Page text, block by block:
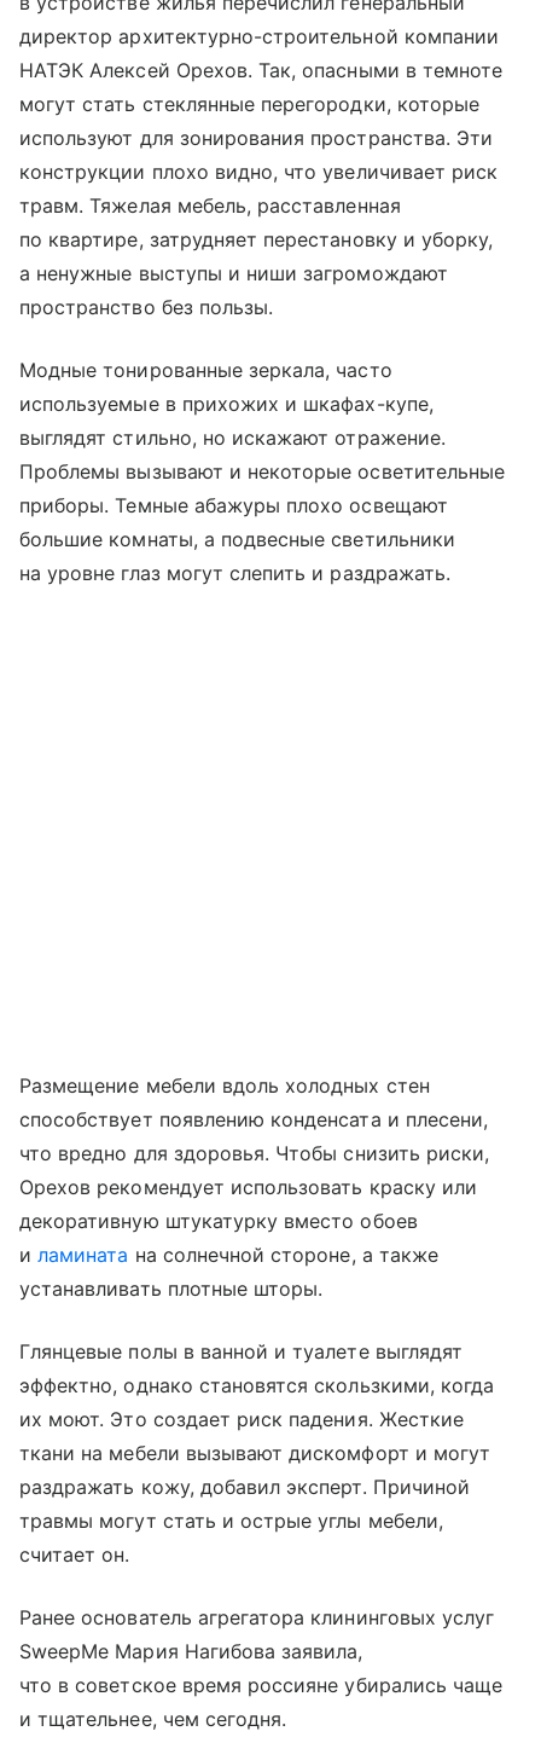
директор архитектурно-строительной компании
НАТЭК Алексей Орехов. Так, опасными в темноте
могут стать стеклянные перегородки, которые
используют для зонирования пространства. Эти
конструкции плохо видно, что увеличивает риск
травм. Тяжелая мебель, расставленная
по квартире, затрудняет перестановку и уборку,
а ненужные выступы и ниши загромождают
пространство без пользы.
Модные тонированные зеркала, часто
используемые в прихожих и шкафах-купе,
выглядят стильно, но искажают отражение.
Проблемы вызывают и некоторые осветительные
приборы. Темные абажуры плохо освещают
большие комнаты, а подвесные светильники
на уровне глаз могут слепить и раздражать.
Размещение мебели вдоль холодных стен
способствует появлению конденсата и плесени,
что вредно для здоровья. Чтобы снизить риски,
Орехов рекомендует использовать краску или
декоративную штукатурку вместо обоев
иламината на солнечной стороне, а также
устанавливать плотные шторы.
Глянцевые полы в ванной и туалете выглядят
эффектно, однако становятся скользкими, когда
их моют. Это создает риск падения. Жесткие
ткани на мебели вызывают дискомфорт и могут
раздражать кожу, добавил эксперт. Причиной
травмы могут стать и острые углы мебели,
считает он.
Ранее основатель агрегатора клининговых услуг
SweepMe Мария Нагибова заявила,
что в советское время россияне убирались чаще
и тщательнее, чем сегодня.